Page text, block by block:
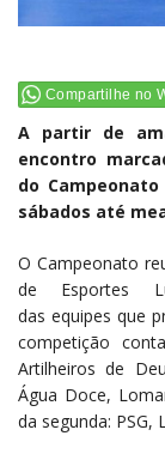
Compartilhe no
A partir de
encontro
do
sábados até
O Campeonato
de Esportes
das equipes que
competição
Artilheiros de
Água Doce,
da segunda: PSG,